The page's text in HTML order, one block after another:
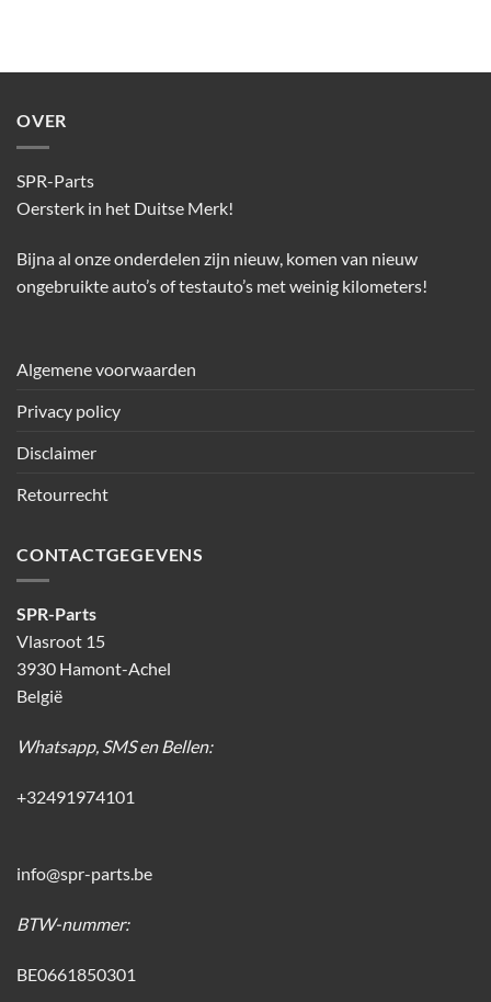
OVER
SPR-Parts
Oersterk in het Duitse Merk!
Bijna al onze onderdelen zijn nieuw, komen van nieuw
ongebruikte auto’s of testauto’s met weinig kilometers!
Algemene voorwaarden
Privacy policy
Disclaimer
Retourrecht
CONTACTGEGEVENS
SPR-Parts
Vlasroot 15
3930 Hamont-Achel
België
Whatsapp, SMS en Bellen:
+32491974101
info@spr-parts.be
BTW-nummer:
BE0661850301